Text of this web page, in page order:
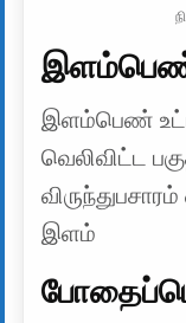
இளம்பெண்
இளம்பெண்
வெலிவிட்ட
இளம்